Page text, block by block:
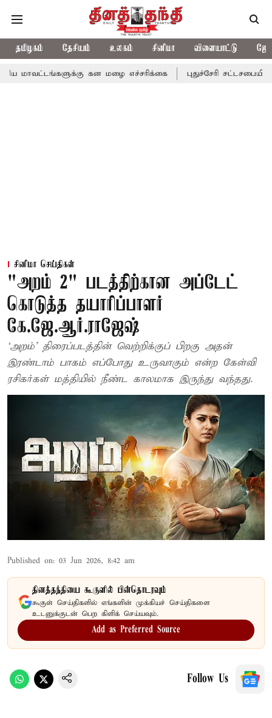
தமிழகம் தேசியம் உலகம் சினிமா விளையாட்டு
கன மழை எச்சரிக்கை புதுச்சேரி சட்டசபையில் வரும்
சினிமா செய்திகள்
"அறம் 2" படத்திற்கான அப்டேட்
கொடுத்த தயாரிப்பாளர்
கே.ஜே.ஆர்.ராஜேஷ்
‘அறம்’ திரைப்படத்தின் வெற்றிக்குப் பிறகு அதன்
இரண்டாம் பாகம் எப்போது உருவாகும் என்ற கேள்வி
ரசிகர்கள் மத்தியில் நீண்ட காலமாக இருந்து வந்தது.
Published on: 03 Jun 2026, 8:42 am
தினத்தந்தியை கூகுளில் பின்தொடரவும்
கூகுள் செய்திகளில் எங்களின் முக்கியச் செய்திகளை
உடனுக்குடன் பெற கிளிக் செய்யவும்.
Add as Preferred Source
Follow Us